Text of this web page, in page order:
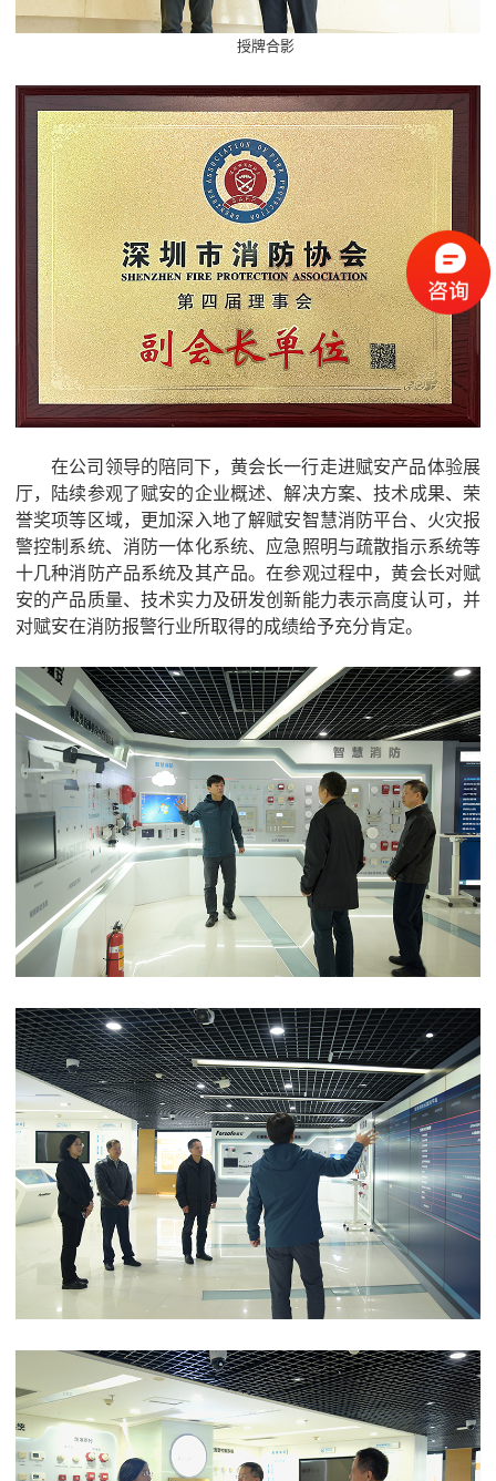
授牌合影
在公司领导的陪同下，黄会长一行走进赋安产品体验展
厅，陆续参观了赋安的企业概述、解决方案、技术成果、荣
誉奖项等区域，更加深入地了解赋安智慧消防平台、火灾报
警控制系统、消防一体化系统、应急照明与疏散指示系统等
十几种消防产品系统及其产品。在参观过程中，黄会长对赋
安的产品质量、技术实力及研发创新能力表示高度认可，并
对赋安在消防报警行业所取得的成绩给予充分肯定。